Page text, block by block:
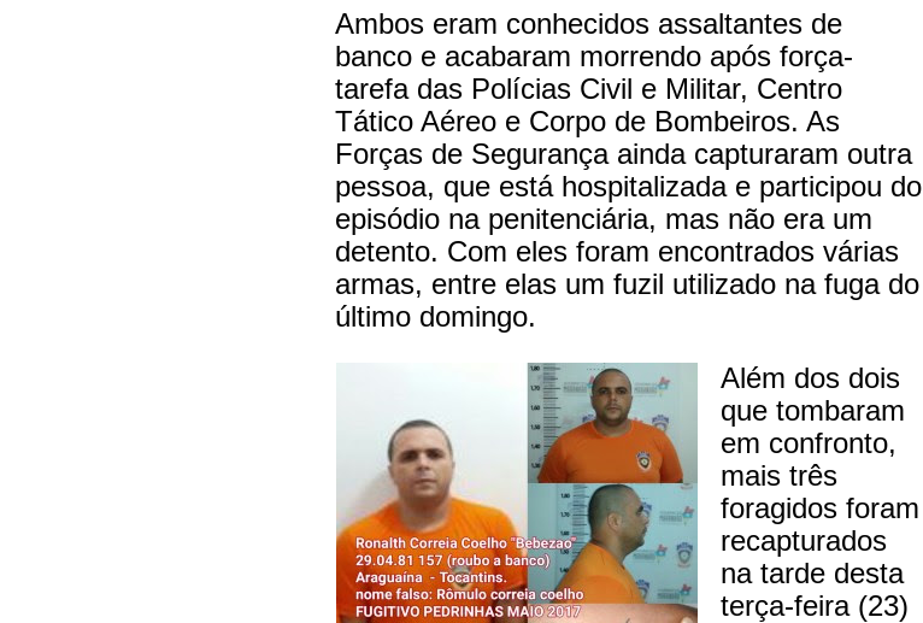
Ambos eram conhecidos assaltantes de
banco e acabaram morrendo após força-
tarefa das Polícias Civil e Militar, Centro
Tático Aéreo e Corpo de Bombeiros. As
Forças de Segurança ainda capturaram outra
pessoa, que está hospitalizada e participou do
episódio na penitenciária, mas não era um
detento. Com eles foram encontrados várias
armas, entre elas um fuzil utilizado na fuga do
último domingo.
Além dos dois
que tombaram
em confronto,
mais três
foragidos foram
recapturados
na tarde desta
terça-feira (23)